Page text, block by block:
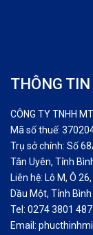
THÔNG
CÔNG TY TNHH
Mã số thuế:
Trụ sở chính: Số
Tân Uyên, Tỉnh
Liên hệ: Lô M, Ô
Dầu Một, Tỉnh
Tel: 0274 3801
Email: